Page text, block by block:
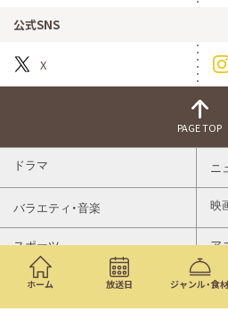
ホーム 放送日 ジャンル・食材
公式SNS
X
PAGE TOP
ドラマ ニ
バラエティ・音楽 映
スポーツ ア
ミニ番組 イ